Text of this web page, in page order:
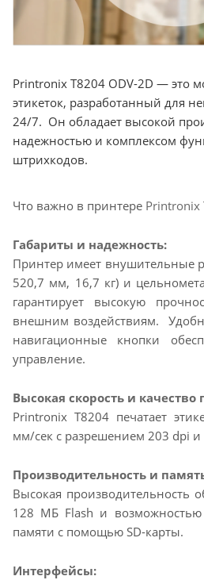
Printronix T8204 ODV-2D — это
этикеток, разработанный для
24/7. Он обладает высокой
надежностью и комплексом
штрихкодов.
Что важно в принтере Printronix
Габариты и надежность:
Принтер имеет внушительные
520,7 мм, 16,7 кг) и
гарантирует высокую
внешним воздействиям.
навигационные кнопки
управление.
Высокая скорость и качество
Printronix T8204 печатает
мм/сек с разрешением 203 dpi
Производительность и
Высокая производительность
128 МБ Flash и
памяти с помощью SD-карты.
Интерфейсы: